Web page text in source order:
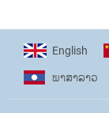
17:07|09/06/2026
English
ພາ​ສາ​ລາວ